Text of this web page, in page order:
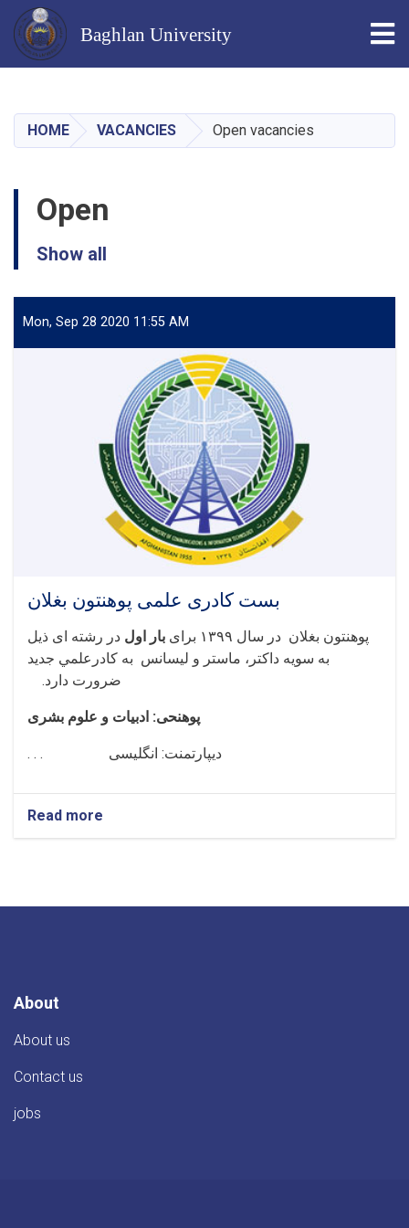
main
content
Baghlan University
HOME VACANCIES Open vacancies
Open
Show all
Mon, Sep 28 2020 11:55 AM
بست کادری علمی پوهنتون بغلان
پوهنتون بغلان در سال ۱۳۹۹ برای بار اول در رشته ای ذيل
به سويه داکتر، ماستر و لیسانس به کادرعلمي جديد
ضرورت دارد.
پوهنحی: ادبیات و علوم بشری
دیپارتمنت: انگلیسی . . .
Read more
بست
بغلان
About
About us
Contact us
jobs